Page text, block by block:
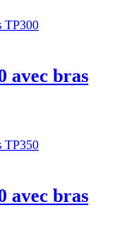
avec bras
avec bras